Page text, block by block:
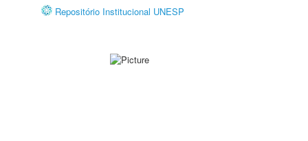
Repositório Institucional UNESP